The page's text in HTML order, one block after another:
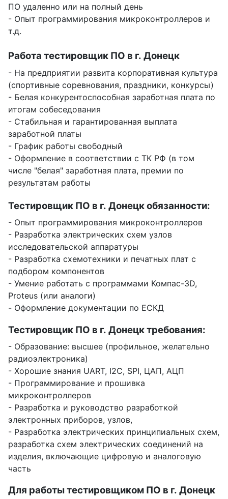
ПО удаленно или на полный день
- Опыт программирования микроконтроллеров и
т.д.
Работа тестировщик ПО в г. Донецк
- На предприятии развита корпоративная культура
(спортивные соревнования, праздники, конкурсы)
- Белая конкурентоспособная заработная плата по
итогам собеседования
- Стабильная и гарантированная выплата
заработной платы
- График работы свободный
- Оформление в соответствии с ТК РФ (в том
числе "белая" заработная плата, премии по
результатам работы
Тестировщик ПО в г. Донецк обязанности:
- Опыт программирования микроконтроллеров
- Разработка электрических схем узлов
исследовательской аппаратуры
- Разработка схемотехники и печатных плат с
подбором компонентов
- Умение работать с программами Компас-3D,
Proteus (или аналоги)
- Оформление документации по ЕСКД
Тестировщик ПО в г. Донецк требования:
- Образование: высшее (профильное, желательно
радиоэлектроника)
- Хорошие знания UART, I2C, SPI, ЦАП, АЦП
- Программирование и прошивка
микроконтроллеров
- Разработка и руководство разработкой
электронных приборов, узлов,
- Разработка электрических принципиальных схем,
разработка схем электрических соединений на
изделия, включающие цифровую и аналоговую
часть
Для работы тестировщиком ПО в г. Донецк